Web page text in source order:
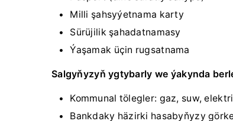
Milli şahsyýetnama karty
Sürüjilik şahadatnamasy
Ýaşamak üçin rugsatnama
Salgyňyzyň ygtybarly we ýakynda
Kommunal tölegler: gaz, suw,
Bankdaky häzirki hasabyňyzy